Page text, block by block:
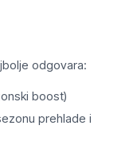
odgovara:
boost)
prehlade i